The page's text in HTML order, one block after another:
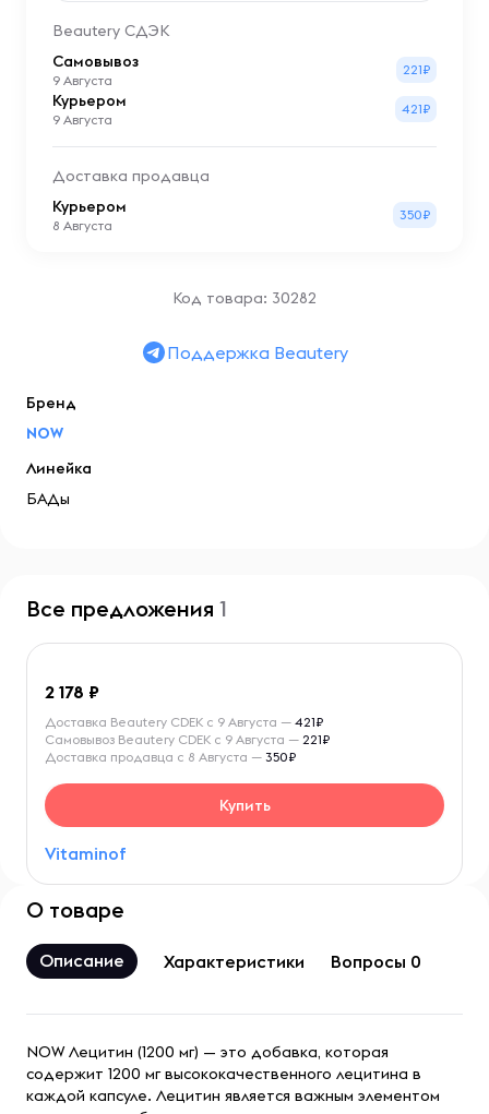
Beautery СДЭК
Самовывоз
9 Августа
221₽
Курьером
9 Августа
421₽
Доставка продавца
Курьером
8 Августа
350₽
Код товара: 30282
Поддержка Beautery
Бренд
NOW
Линейка
БАДы
Все предложения 1
2 178
Vitaminof
Доставка Beautery CDEK с 9 Августа — 421₽
Самовывоз Beautery CDEK с 9 Августа — 221₽
Доставка продавца с 8 Августа — 350₽
Купить
О товаре
Описание Характеристики Вопросы 0
NOW Лецитин (1200 мг) — это добавка, которая
содержит 1200 мг высококачественного лецитина в
каждой капсуле. Лецитин является важным элементом